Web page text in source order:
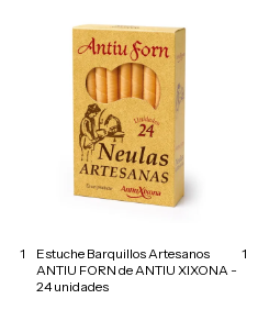
1
Estuche Barquillos Artesanos
ANTIU FORN de ANTIU XIXONA -
24 unidades
1